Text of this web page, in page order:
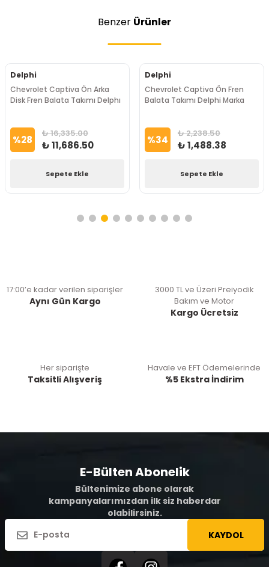
Benzer Ürünler
Delphi
Chevrolet Captiva Ön Arka
Disk Fren Balata Takımı Delphı
%28 ₺ 16,335.00
₺ 11,686.50
Sepete Ekle
Delphi
Chevrolet Captiva Ön Fren
Balata Takımı Delphi Marka
%34 ₺ 2,238.50
₺ 1,488.38
Sepete Ekle
17:00’e kadar verilen siparişler
Aynı Gün Kargo
3000 TL ve Üzeri Preiyodik
Bakım ve Motor
Kargo Ücretsiz
Her siparişte
Taksitli Alışveriş
Havale ve EFT Ödemelerinde
%5 Ekstra İndirim
E-Bülten Abonelik
Bültenimize abone olarak
kampanyalarımızdan ilk siz haberdar
olabilirsiniz.
KAYDOL